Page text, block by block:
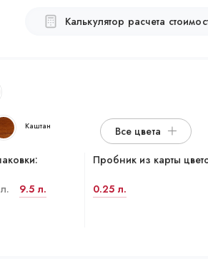
Калькулятор расчета
Каштан
Все цвета
9.5 л.
Пробник из карты
0.25 л.